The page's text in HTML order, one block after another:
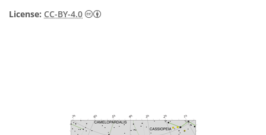
License: CC-BY-4.0 Creative Commons 姓名標示 4.0 國際 (CC